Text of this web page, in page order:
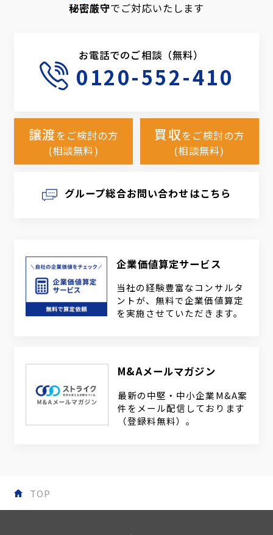
秘密厳守でご対応いたします
お電話でのご相談（無料）
0120-552-410
譲渡をご検討の方
(相談無料)
買収をご検討の方
(相談無料)
グループ総合お問い合わせはこちら
企業価値算定サービス
当社の経験豊富なコンサルタ
ントが、無料で企業価値算定
を実施させていただきます。
M&Aメールマガジン
最新の中堅・中小企業M&A案
件をメール配信しております
（登録料無料）。
TOP